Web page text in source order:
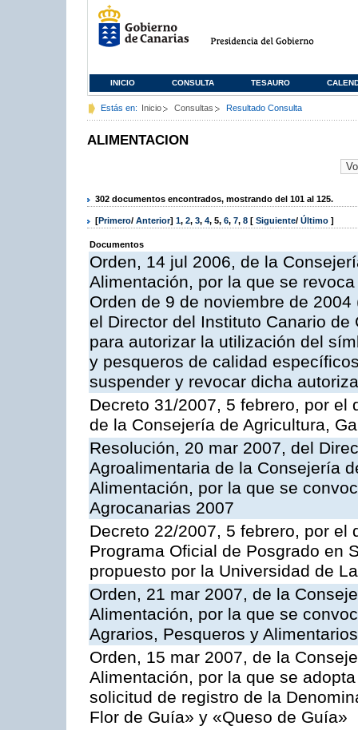
INICIO CONSULTA TESAURO
Estás en: Inicio Consultas Resultado Consulta
ALIMENTACION
302 documentos encontrados, mostrando del 101 al 125.
[Primero/ Anterior] 1, 2, 3, 4, 5, 6, 7, 8 [ Siguiente/ Último ]
Documentos
Orden, 14 jul 2006, de la
Alimentación, por la que se
Orden de 9 de noviembre de
el Director del Instituto Canario
para autorizar la utilización del
y pesqueros de calidad
suspender y revocar dicha
Decreto 31/2007, 5 febrero, por el
de la Consejería de Agricultura,
Resolución, 20 mar 2007, del
Agroalimentaria de la Consejería
Alimentación, por la que se
Agrocanarias 2007
Decreto 22/2007, 5 febrero, por
Programa Oficial de Posgrado en
propuesto por la Universidad de
Orden, 21 mar 2007, de la
Alimentación, por la que se
Agrarios, Pesqueros y
Orden, 15 mar 2007, de la
Alimentación, por la que se
solicitud de registro de la
Flor de Guía» y «Queso de Guía»